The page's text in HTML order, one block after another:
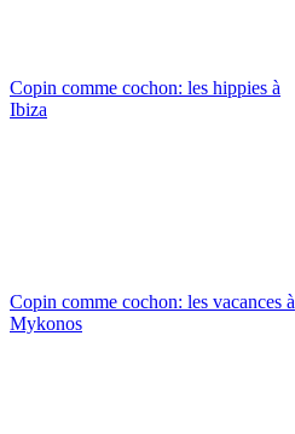
Copin comme cochon: les hippies à
Ibiza
Copin comme cochon: les vacances à
Mykonos